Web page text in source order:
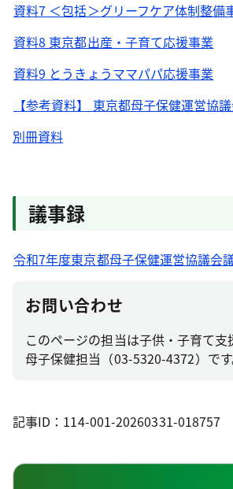
資料7 ＜包括＞グリーフケア体制整備
資料8 東京都出産・子育て応援事業
資料9 とうきょうママパパ応援事業
【参考資料】 東京都母子保健運営協
別冊資料
議事録
令和7年度東京都母子保健運営協議会
お問い合わせ
このページの担当は子供・子育て
母子保健担当（03-5320-4372）です
記事ID：114-001-20260331-018757